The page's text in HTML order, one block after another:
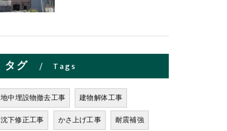
タグ Tags
地中埋設物撤去工事
建物解体工事
沈下修正工事
かさ上げ工事
耐震補強